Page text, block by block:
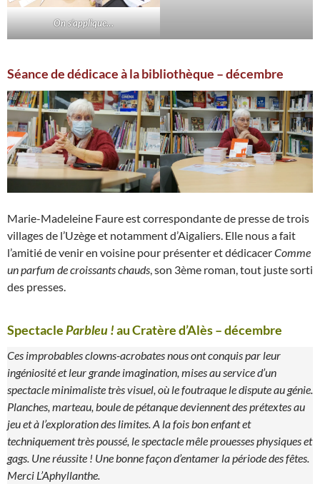
On s’applique…
Séance de dédicace à la bibliothèque – décembre
Marie-Madeleine Faure est correspondante de presse de trois
villages de l’Uzège et notamment d’Aigaliers. Elle nous a fait
l’amitié de venir en voisine pour présenter et dédicacerComme
un parfum de croissants chauds, son 3ème roman, tout juste sorti
des presses.
SpectacleParbleu !au Cratère d’Alès – décembre
Ces improbables clowns-acrobates nous ont conquis par leur
ingéniosité et leur grande imagination, mises au service d’un
spectacle minimaliste très visuel, où le foutraque le dispute au génie.
Planches, marteau, boule de pétanque deviennent des prétextes au
jeu et à l’exploration des limites. A la fois bon enfant et
techniquement très poussé, le spectacle mêle prouesses physiques et
gags. Une réussite ! Une bonne façon d’entamer la période des fêtes.
Merci L’Aphyllanthe.